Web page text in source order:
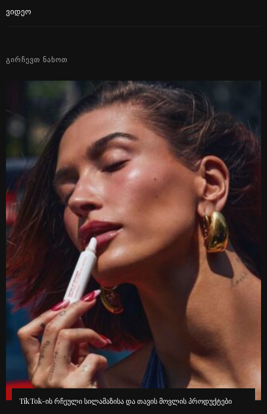
Ვიდეო
ᲒᲘᲠᲩᲔᲕᲗ ᲜᲐᲮᲝᲗ
TikTok-ის რჩეული სილამაზისა და თავის მოვლის პროდუქტები